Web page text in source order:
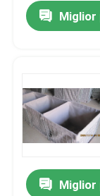
Miglior
Miglior